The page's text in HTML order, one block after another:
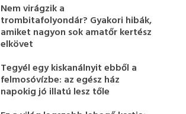
Nem virágzik a
trombitafolyondár? Gyakori hibák,
amiket nagyon sok amatőr kertész
elkövet
Tegyél egy kiskanálnyit ebből a
felmosóvízbe: az egész ház
napokig jó illatú lesz tőle